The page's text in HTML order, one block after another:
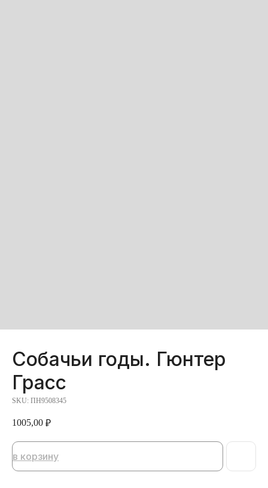
Собачьи годы. Гюнтер
Грасс
SKU: ПН9508345
1005,00 ₽
в корзину